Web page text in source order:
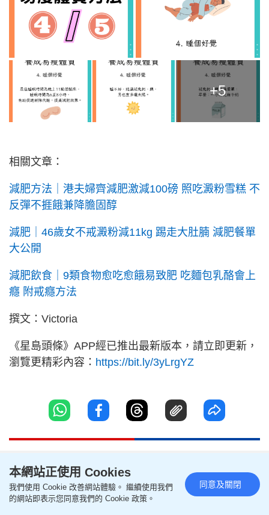
+5
相關文章：
減肥方法｜港夫婦齊減肥激減100磅 照吃澱粉雪糕 不
反彈不捱餓兼降膽固醇
減肥｜46歲女不戒澱粉減11kg 踢走大肚腩 減肥餐單
大公開
減肥飲食｜9類食物愈吃愈餓易致肥 吃麵包乳酪會上
癮 附戒癮方法
撰文：Victoria
《星島頭條》APP經已推出最新版本，請立即更新，
瀏覽更精彩內容： https://bit.ly/3yLrgYZ
聯絡我們
關於我們
隱私政策聲明
幫助及反饋
我要爆料
本網站正使用 Cookies
我們使用 Cookie 改善網站體驗。 繼續使用我們
的網站即表示您同意我們的 Cookie 政策。
同意及關閉